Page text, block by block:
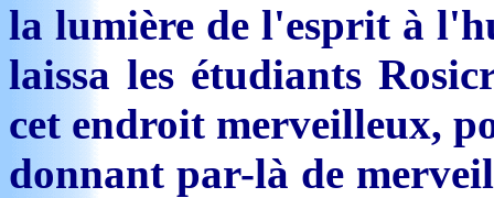
la lumière de l'esprit à
laissa les étudiants
cet endroit merveilleux,
donnant par-là de